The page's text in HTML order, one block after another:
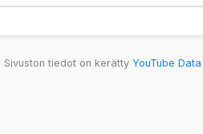
Sivuston tiedot on kerätty YouTube